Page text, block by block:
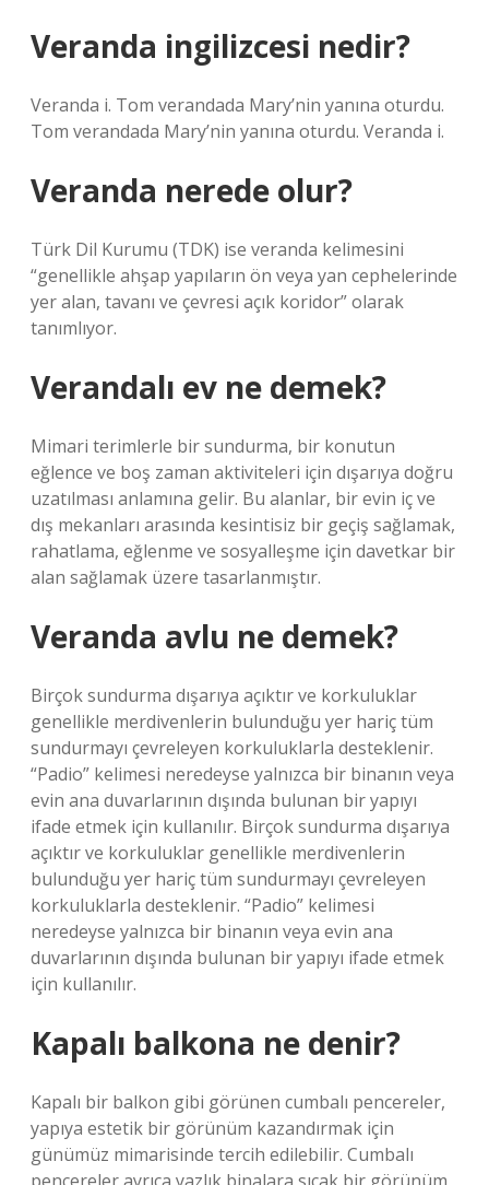
Veranda ingilizcesi nedir?
Veranda i. Tom verandada Mary’nin yanına oturdu.
Tom verandada Mary’nin yanına oturdu. Veranda i.
Veranda nerede olur?
Türk Dil Kurumu (TDK) ise veranda kelimesini
“genellikle ahşap yapıların ön veya yan cephelerinde
yer alan, tavanı ve çevresi açık koridor” olarak
tanımlıyor.
Verandalı ev ne demek?
Mimari terimlerle bir sundurma, bir konutun
eğlence ve boş zaman aktiviteleri için dışarıya doğru
uzatılması anlamına gelir. Bu alanlar, bir evin iç ve
dış mekanları arasında kesintisiz bir geçiş sağlamak,
rahatlama, eğlenme ve sosyalleşme için davetkar bir
alan sağlamak üzere tasarlanmıştır.
Veranda avlu ne demek?
Birçok sundurma dışarıya açıktır ve korkuluklar
genellikle merdivenlerin bulunduğu yer hariç tüm
sundurmayı çevreleyen korkuluklarla desteklenir.
“Padio” kelimesi neredeyse yalnızca bir binanın veya
evin ana duvarlarının dışında bulunan bir yapıyı
ifade etmek için kullanılır. Birçok sundurma dışarıya
açıktır ve korkuluklar genellikle merdivenlerin
bulunduğu yer hariç tüm sundurmayı çevreleyen
korkuluklarla desteklenir. “Padio” kelimesi
neredeyse yalnızca bir binanın veya evin ana
duvarlarının dışında bulunan bir yapıyı ifade etmek
için kullanılır.
Kapalı balkona ne denir?
Kapalı bir balkon gibi görünen cumbalı pencereler,
yapıya estetik bir görünüm kazandırmak için
günümüz mimarisinde tercih edilebilir. Cumbalı